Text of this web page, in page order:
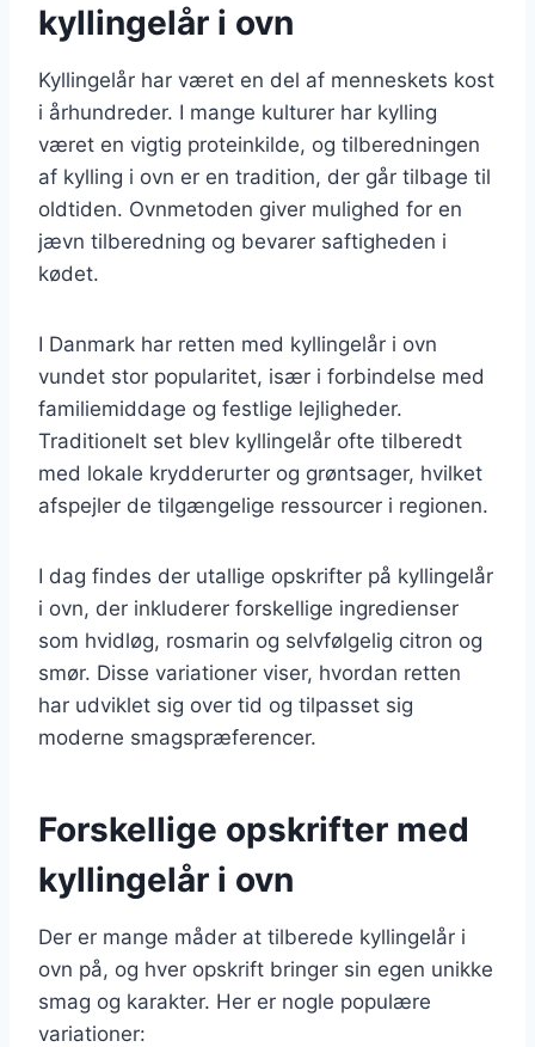
kyllingelår i ovn
Kyllingelår har været en del af menneskets kost
i århundreder. I mange kulturer har kylling
været en vigtig proteinkilde, og tilberedningen
af kylling i ovn er en tradition, der går tilbage til
oldtiden. Ovnmetoden giver mulighed for en
jævn tilberedning og bevarer saftigheden i
kødet.
I Danmark har retten med kyllingelår i ovn
vundet stor popularitet, især i forbindelse med
familiemiddage og festlige lejligheder.
Traditionelt set blev kyllingelår ofte tilberedt
med lokale krydderurter og grøntsager, hvilket
afspejler de tilgængelige ressourcer i regionen.
I dag findes der utallige opskrifter på kyllingelår
i ovn, der inkluderer forskellige ingredienser
som hvidløg, rosmarin og selvfølgelig citron og
smør. Disse variationer viser, hvordan retten
har udviklet sig over tid og tilpasset sig
moderne smagspræferencer.
Forskellige opskrifter med
kyllingelår i ovn
Der er mange måder at tilberede kyllingelår i
ovn på, og hver opskrift bringer sin egen unikke
smag og karakter. Her er nogle populære
variationer: